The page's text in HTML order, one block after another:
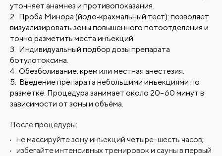
уточняет анамнез и противопоказания.
Проба Минора (йодо‑крахмальный тест): позволяет
визуализировать зоны повышенного потоотделения и
точно разметить места инъекций.
Индивидуальный подбор дозы препарата
ботулотоксина.
Обезболивание: крем или местная анестезия.
Введение препарата небольшими инъекциями по
разметке. Процедура занимает около 20–60 минут в
зависимости от зоны и объёма.
После процедуры:
не массируйте зону инъекций четыре–шесть часов;
избегайте интенсивных тренировок и сауны в первый